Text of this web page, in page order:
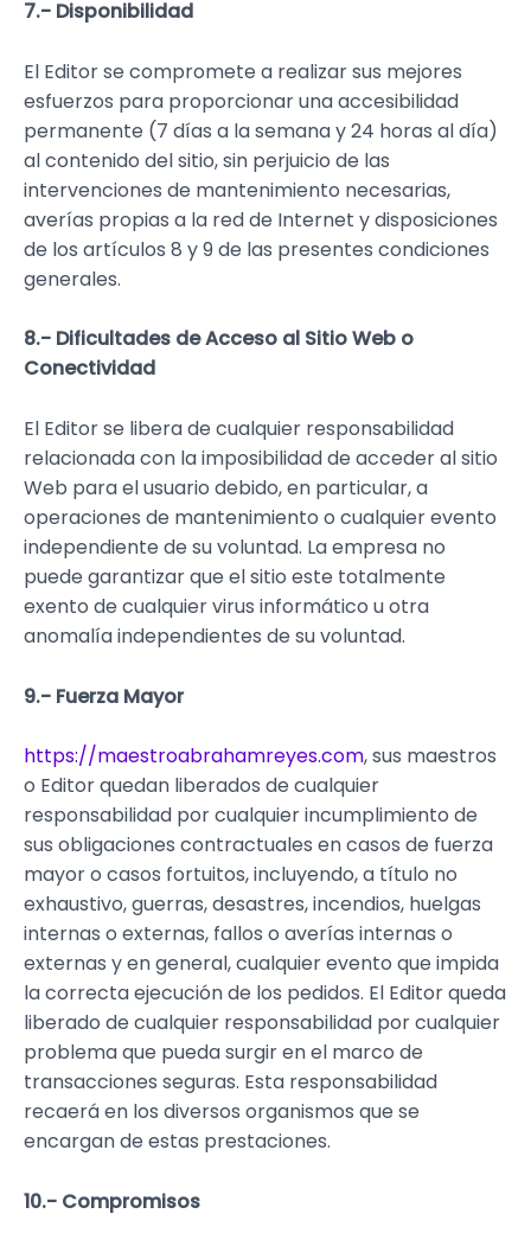
7.- Disponibilidad
El Editor se compromete a realizar sus mejores
esfuerzos para proporcionar una accesibilidad
permanente (7 días a la semana y 24 horas al día)
al contenido del sitio, sin perjuicio de las
intervenciones de mantenimiento necesarias,
averías propias a la red de Internet y disposiciones
de los artículos 8 y 9 de las presentes condiciones
generales.
8.- Dificultades de Acceso al Sitio Web o
Conectividad
El Editor se libera de cualquier responsabilidad
relacionada con la imposibilidad de acceder al sitio
Web para el usuario debido, en particular, a
operaciones de mantenimiento o cualquier evento
independiente de su voluntad. La empresa no
puede garantizar que el sitio este totalmente
exento de cualquier virus informático u otra
anomalía independientes de su voluntad.
9.- Fuerza Mayor
https://maestroabrahamreyes.com, sus maestros
o Editor quedan liberados de cualquier
responsabilidad por cualquier incumplimiento de
sus obligaciones contractuales en casos de fuerza
mayor o casos fortuitos, incluyendo, a título no
exhaustivo, guerras, desastres, incendios, huelgas
internas o externas, fallos o averías internas o
externas y en general, cualquier evento que impida
la correcta ejecución de los pedidos. El Editor queda
liberado de cualquier responsabilidad por cualquier
problema que pueda surgir en el marco de
transacciones seguras. Esta responsabilidad
recaerá en los diversos organismos que se
encargan de estas prestaciones.
10.- Compromisos